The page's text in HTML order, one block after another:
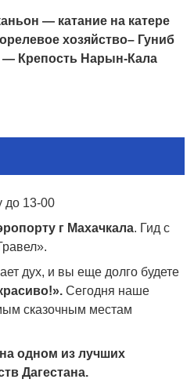
— катание на катере
хозяйство– Гуниб
Крепость Нарын-Кала
до 13-00
г Махачкала. Гид с
дух, и вы еще долго будете
Сегодня наше
сказочным местам
одном из лучших
Дагестана.